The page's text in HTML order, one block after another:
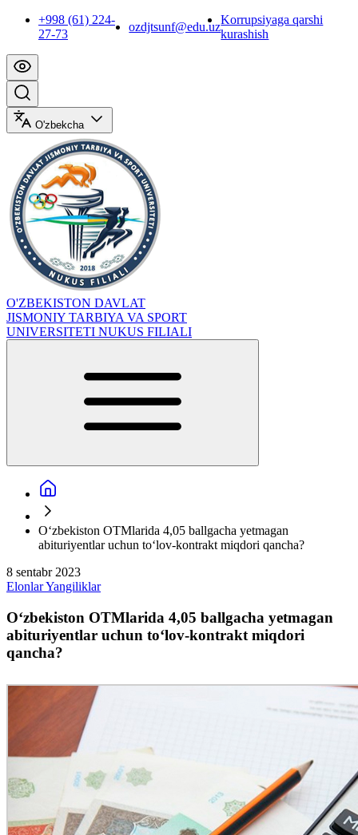
+998 (61) 224-
27-73
ozdjtsunf@edu.uz
Korrupsiyaga qarshi
kurashish
O'zbekcha
O'ZBEKISTON DAVLAT
JISMONIY TARBIYA VA SPORT
UNIVERSITETI NUKUS FILIALI
O‘zbekiston OTMlarida 4,05 ballgacha yetmagan
abituriyentlar uchun to‘lov-kontrakt miqdori qancha?
8 sentabr 2023
ElonlarYangiliklar
O‘zbekiston OTMlarida 4,05 ballgacha yetmagan
abituriyentlar uchun to‘lov-kontrakt miqdori
qancha?